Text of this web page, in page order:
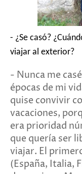
- ¿Se casó?
viajar al exterior?
- Nunca me
épocas de mi
quise convivir
vacaciones,
era prioridad
que quería ser
viajar. El
(España, Italia,